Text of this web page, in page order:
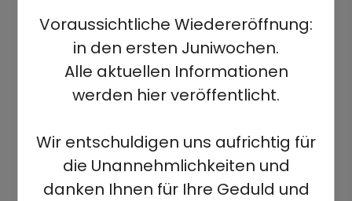
Voraussichtliche Wiedereröffnung:
in den ersten Juniwochen.
Alle aktuellen Informationen
werden hier veröffentlicht.
Wir entschuldigen uns aufrichtig für
die Unannehmlichkeiten und
danken Ihnen für Ihre Geduld und